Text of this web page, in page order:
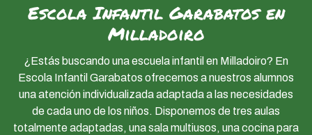
Escola Infantil Garabatos en
Milladoiro
¿Estás buscando una escuela infantil en Milladoiro? En
Escola Infantil Garabatos ofrecemos a nuestros alumnos
una atención individualizada adaptada a las necesidades
de cada uno de los niños. Disponemos de tres aulas
totalmente adaptadas, una sala multiusos, una cocina para